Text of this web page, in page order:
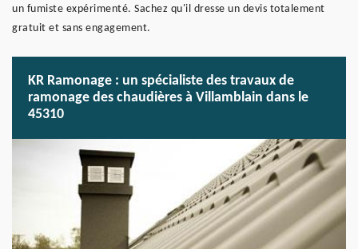
un fumiste expérimenté. Sachez qu'il dresse un devis totalement
gratuit et sans engagement.
KR Ramonage : un spécialiste des travaux de
ramonage des chaudières à Villamblain dans le
45310